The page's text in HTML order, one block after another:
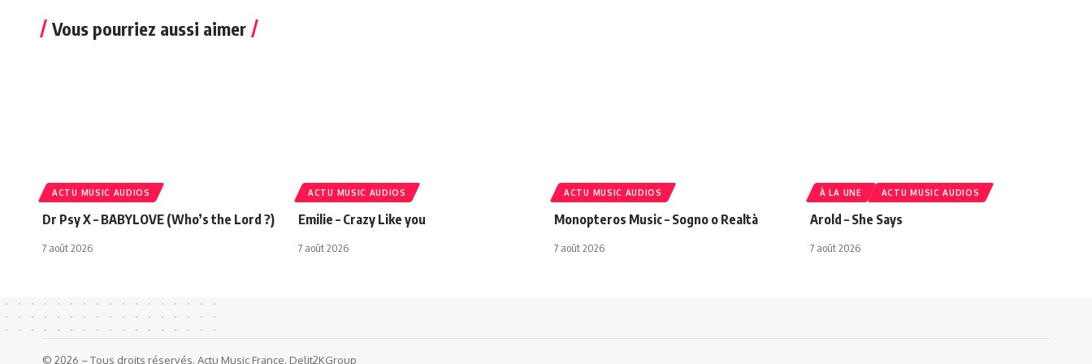
Vous pourriez aussi aimer
ACTU MUSIC AUDIOS
Dr Psy X – BABYLOVE (Who’s the Lord ?)
7 août 2026
ACTU MUSIC AUDIOS
Emilie – Crazy Like you
7 août 2026
ACTU MUSIC AUDIOS
Monopteros Music – Sogno o Realtà
7 août 2026
À LA UNE ACTU MUSIC AUDIOS
Arold – She Says
7 août 2026
© 2026 – Tous droits réservés. Actu Music France. Delit2KGroup